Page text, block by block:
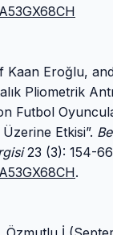
Kaan Eroğlu,
Pliometrik
Futbol
Etkisi”.
23 (3): 154-
.